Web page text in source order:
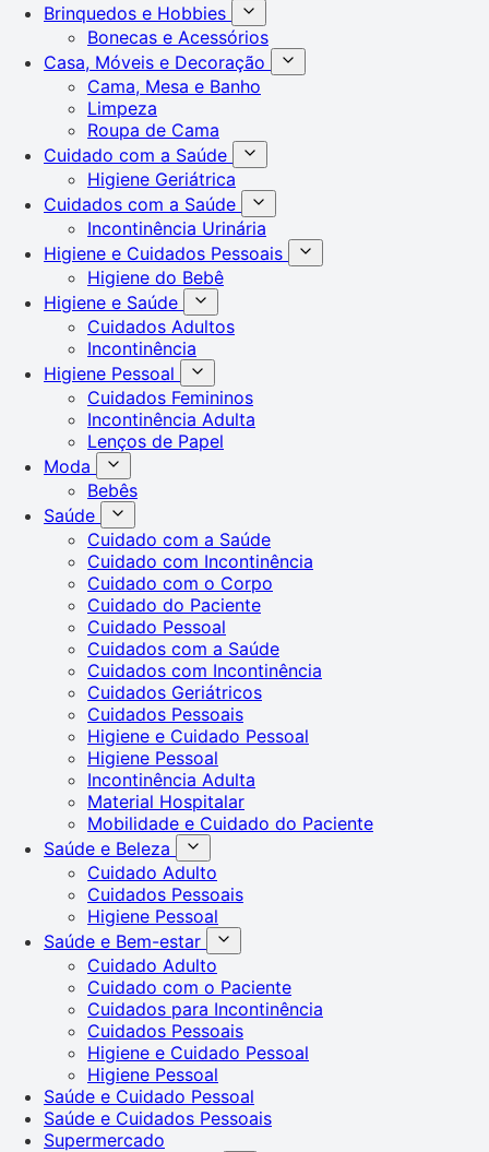
Brinquedos e Hobbies
Bonecas e Acessórios
Casa, Móveis e Decoração
Cama, Mesa e Banho
Limpeza
Roupa de Cama
Cuidado com a Saúde
Higiene Geriátrica
Cuidados com a Saúde
Incontinência Urinária
Higiene e Cuidados Pessoais
Higiene do Bebê
Higiene e Saúde
Cuidados Adultos
Incontinência
Higiene Pessoal
Cuidados Femininos
Incontinência Adulta
Lenços de Papel
Moda
Bebês
Saúde
Cuidado com a Saúde
Cuidado com Incontinência
Cuidado com o Corpo
Cuidado do Paciente
Cuidado Pessoal
Cuidados com a Saúde
Cuidados com Incontinência
Cuidados Geriátricos
Cuidados Pessoais
Higiene e Cuidado Pessoal
Higiene Pessoal
Incontinência Adulta
Material Hospitalar
Mobilidade e Cuidado do Paciente
Saúde e Beleza
Cuidado Adulto
Cuidados Pessoais
Higiene Pessoal
Saúde e Bem-estar
Cuidado Adulto
Cuidado com o Paciente
Cuidados para Incontinência
Cuidados Pessoais
Higiene e Cuidado Pessoal
Higiene Pessoal
Saúde e Cuidado Pessoal
Saúde e Cuidados Pessoais
Supermercado